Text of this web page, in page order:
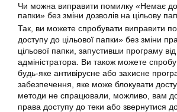
Чи можна виправити помилку «Немає
папки» без зміни дозволів на цільову
Так, ви можете спробувати виправити
доступу до цільової папки» без зміни
цільової папки, запустивши програму від
адміністратора. Ви також можете
будь-яке антивірусне або захисне
забезпечення, яке може блокувати
методи не спрацювали, можливо, вам
права доступу до теки або звернутися